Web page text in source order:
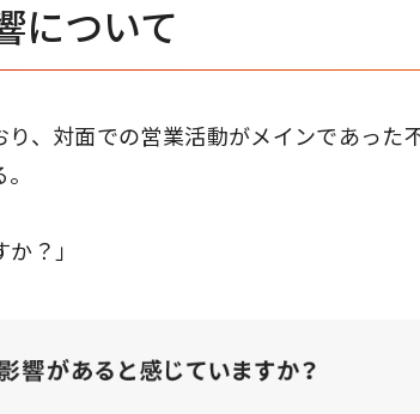
について
、対面での営業活動がメインであった
？」